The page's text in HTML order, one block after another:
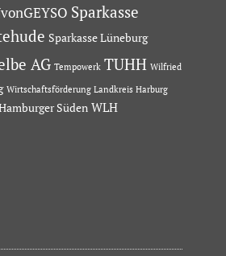
Sparkasse
Sparkasse Lüneburg
AG Tempowerk TUHH Wilfried
Wirtschaftsförderung Landkreis Harburg
Süden WLH